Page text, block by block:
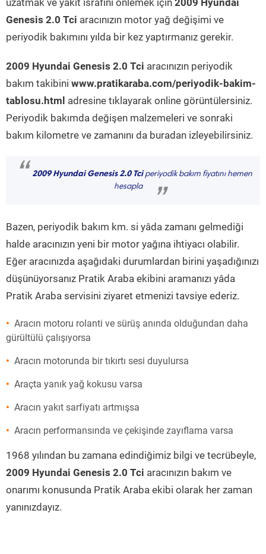
uzatmak ve yakıt israfını önlemek için 2009 Hyundai
Genesis 2.0 Tci aracınızın motor yağ değişimi ve
periyodik bakımını yılda bir kez yaptırmanız gerekir.
2009 Hyundai Genesis 2.0 Tci aracınızın periyodik
bakım takibini www.pratikaraba.com/periyodik-bakim-
tablosu.html adresine tıklayarak online görüntülersiniz.
Periyodik bakımda değişen malzemeleri ve sonraki
bakım kilometre ve zamanını da buradan izleyebilirsiniz.
“ 2009 Hyundai Genesis 2.0 Tciperiyodik bakım fiyatını hemen
hesapla
”
Bazen, periyodik bakım km. si yâda zamanı gelmediği
halde aracınızın yeni bir motor yağına ihtiyacı olabilir.
Eğer aracınızda aşağıdaki durumlardan birini yaşadığınızı
düşünüyorsanız Pratik Araba ekibini aramanızı yâda
Pratik Araba servisini ziyaret etmenizi tavsiye ederiz.
Aracın motoru rolanti ve sürüş anında olduğundan daha
gürültülü çalışıyorsa
Aracın motorunda bir tıkırtı sesi duyulursa
Araçta yanık yağ kokusu varsa
Aracın yakıt sarfiyatı artmışsa
Aracın performansında ve çekişinde zayıflama varsa
1968 yılından bu zamana edindiğimiz bilgi ve tecrübeyle,
2009 Hyundai Genesis 2.0 Tci aracınızın bakım ve
onarımı konusunda Pratik Araba ekibi olarak her zaman
yanınızdayız.